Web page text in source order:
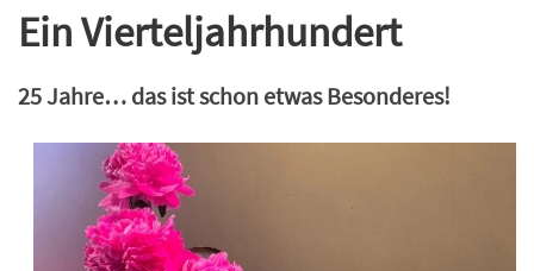
Ein Vierteljahrhundert
25 Jahre… das ist schon etwas Besonderes!